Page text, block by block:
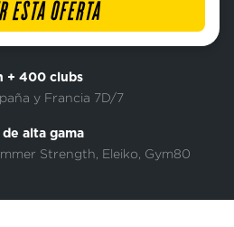
ESTA OFERTA
+ 400 clubs
y Francia 7D/7
alta gama
Strength, Eleiko, Gym80